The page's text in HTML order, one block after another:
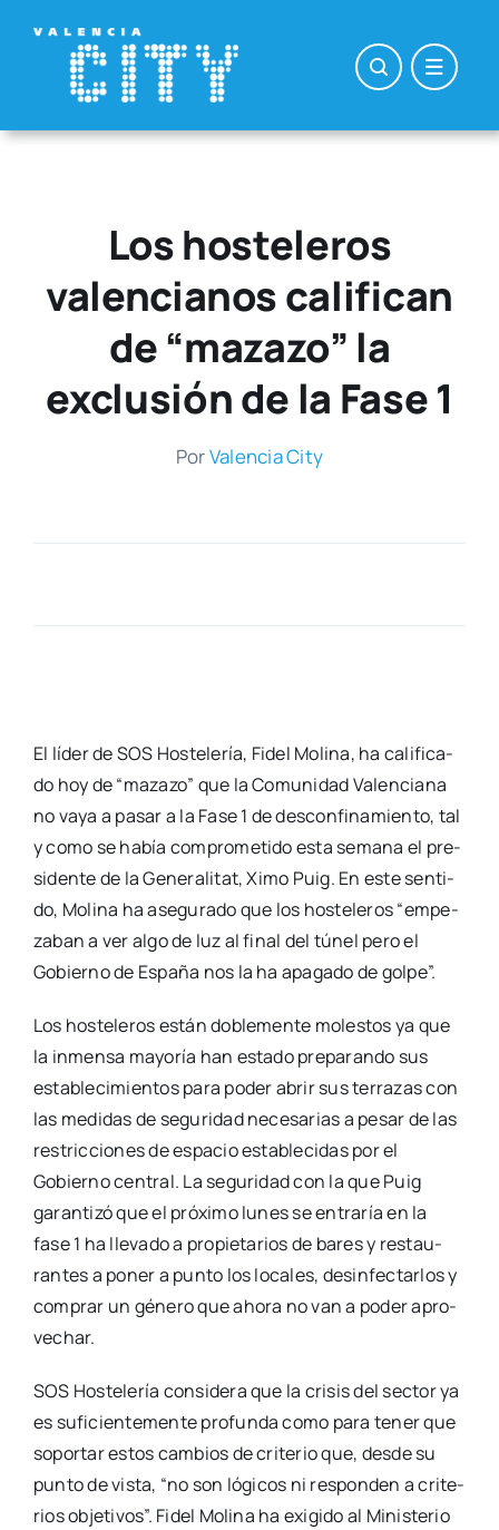
contenido
Los hosteleros
valencianos califican
de “mazazo” la
exclusión de la Fase 1
PorValen­cia City
El líder de SOS Hos­te­le­ría, Fidel Moli­na, ha cali­fi­ca­
do hoy de “maza­zo” que la Comu­ni­dad Valen­cia­na
no vaya a pasar a la Fase 1 de des­con­fi­na­mien­to, tal
y como se había com­pro­me­ti­do esta sema­na el pre­
si­den­te de la Gene­ra­li­tat, Ximo Puig. En este sen­ti­
do, Moli­na ha ase­gu­ra­do que los hos­te­le­ros “empe­
za­ban a ver algo de luz al final del túnel pero el
Gobierno de Espa­ña nos la ha apa­ga­do de gol­pe”.
Los hos­te­le­ros están doble­men­te moles­tos ya que
la inmen­sa mayo­ría han esta­do pre­pa­ran­do sus
esta­ble­ci­mien­tos para poder abrir sus terra­zas con
las medi­das de segu­ri­dad nece­sa­rias a pesar de las
res­tric­cio­nes de espa­cio esta­ble­ci­das por el
Gobierno cen­tral. La segu­ri­dad con la que Puig
garan­ti­zó que el pró­xi­mo lunes se entra­ría en la
fase 1 ha lle­va­do a pro­pie­ta­rios de bares y res­tau­
ran­tes a poner a pun­to los loca­les, desin­fec­tar­los y
com­prar un géne­ro que aho­ra no van a poder apro­
ve­char.
SOS Hos­te­le­ría con­si­de­ra que la cri­sis del sec­tor ya
es sufi­cien­te­men­te pro­fun­da como para tener que
sopor­tar estos cam­bios de cri­te­rio que, des­de su
pun­to de vis­ta, “no son lógi­cos ni res­pon­den a cri­te­
rios obje­ti­vos”. Fidel Moli­na ha exi­gi­do al Minis­te­rio